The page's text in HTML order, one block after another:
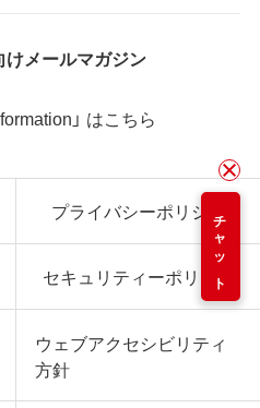
チャット
メールマガジン
」 はこちら
プライバシーポリシー
セキュリティーポリシー
ウェブアクセシビリティ
方針